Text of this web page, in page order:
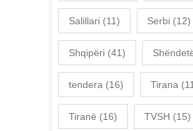
Salillari (11) Serbi (12)
Shqipëri (41)
tendera (16) Tirana
Tiranë (16) TVSH (15)